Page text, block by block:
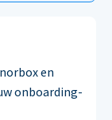
en
onboarding-